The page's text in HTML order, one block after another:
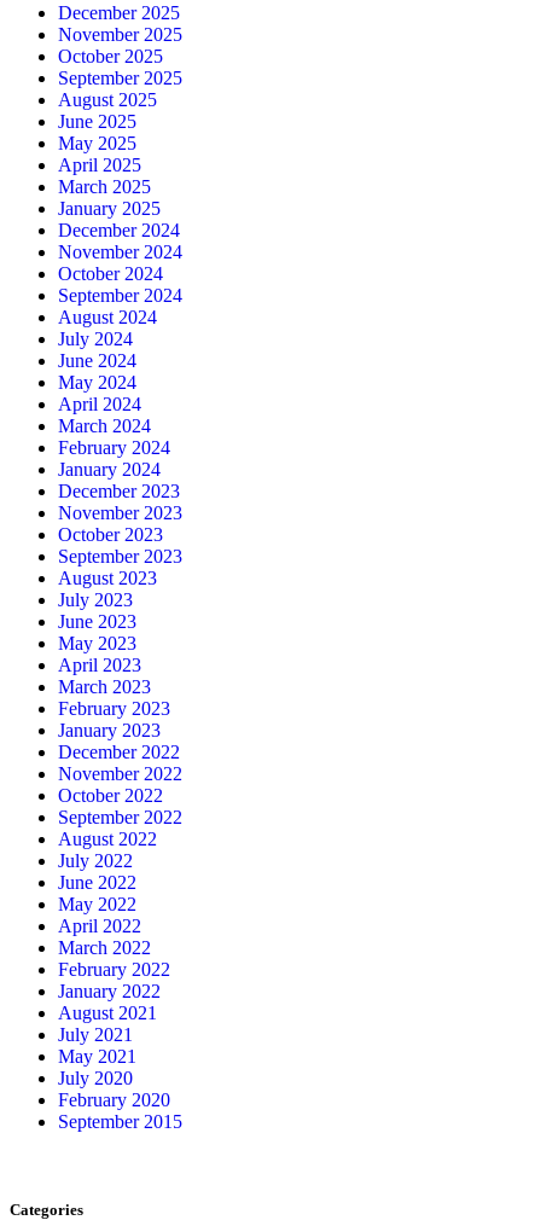
December 2025
November 2025
October 2025
September 2025
August 2025
June 2025
May 2025
April 2025
March 2025
January 2025
December 2024
November 2024
October 2024
September 2024
August 2024
July 2024
June 2024
May 2024
April 2024
March 2024
February 2024
January 2024
December 2023
November 2023
October 2023
September 2023
August 2023
July 2023
June 2023
May 2023
April 2023
March 2023
February 2023
January 2023
December 2022
November 2022
October 2022
September 2022
August 2022
July 2022
June 2022
May 2022
April 2022
March 2022
February 2022
January 2022
August 2021
July 2021
May 2021
July 2020
February 2020
September 2015
Categories